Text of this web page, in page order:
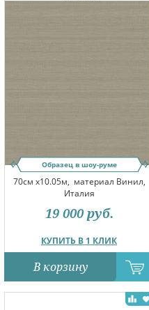
Образец в шоу-руме
70см x10.05м, материал Винил,
Италия
КУПИТЬ В 1 КЛИК
19 000 руб.
В корзину